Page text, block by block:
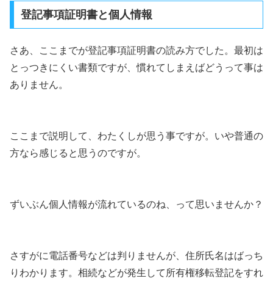
登記事項証明書と個人情報
さあ、ここまでが登記事項証明書の読み方でした。最初は
とっつきにくい書類ですが、慣れてしまえばどうって事は
ありません。
ここまで説明して、わたくしが思う事ですが。いや普通の
方なら感じると思うのですが。
ずいぶん個人情報が流れているのね、って思いませんか？
さすがに電話番号などは判りませんが、住所氏名はばっち
りわかります。相続などが発生して所有権移転登記をすれ